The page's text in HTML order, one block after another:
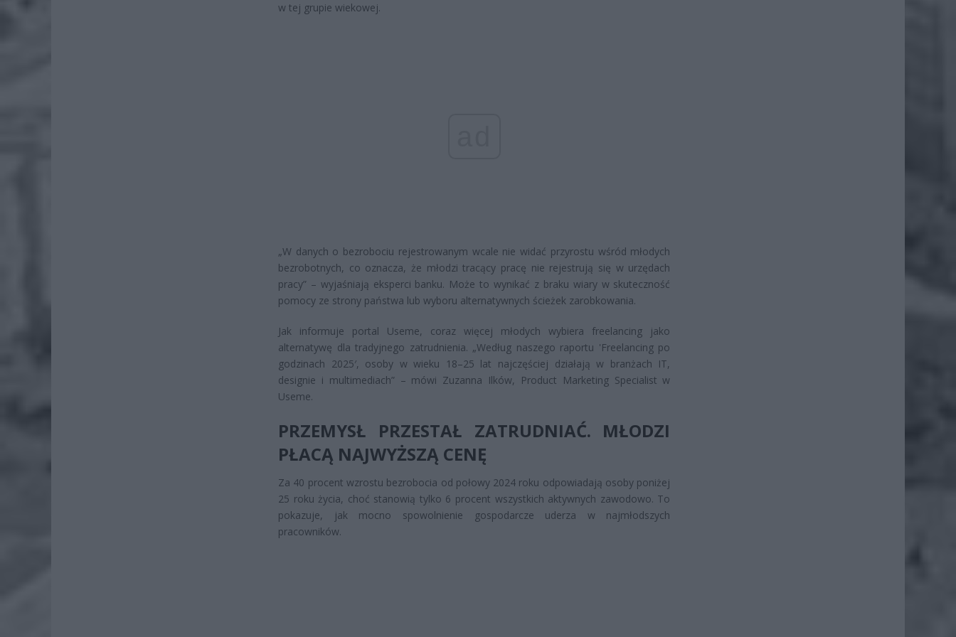
w tej grupie wiekowej.
„W danych o bezrobociu rejestrowanym wcale nie widać przyrostu wśród młodych
bezrobotnych, co oznacza, że młodzi tracący pracę nie rejestrują się w urzędach
pracy” – wyjaśniają eksperci banku. Może to wynikać z braku wiary w skuteczność
pomocy ze strony państwa lub wyboru alternatywnych ścieżek zarobkowania.
Jak informuje portal Useme, coraz więcej młodych wybiera freelancing jako
alternatywę dla tradyjnego zatrudnienia. „Według naszego raportu 'Freelancing po
godzinach 2025′, osoby w wieku 18–25 lat najczęściej działają w branżach IT,
designie i multimediach” – mówi Zuzanna Ilków, Product Marketing Specialist w
Useme.
PRZEMYSŁ PRZESTAŁ ZATRUDNIAĆ. MŁODZI
PŁACĄ NAJWYŻSZĄ CENĘ
Za 40 procent wzrostu bezrobocia od połowy 2024 roku odpowiadają osoby poniżej
25 roku życia, choć stanowią tylko 6 procent wszystkich aktywnych zawodowo. To
pokazuje, jak mocno spowolnienie gospodarcze uderza w najmłodszych
pracowników.